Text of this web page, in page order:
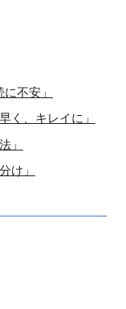
不安」
、キレイに」
」
け」